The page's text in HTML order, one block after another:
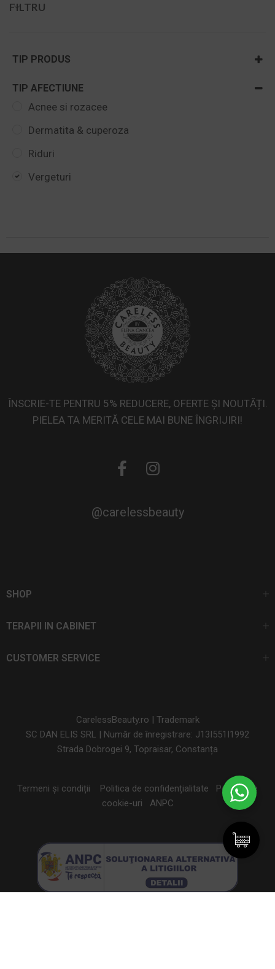
FILTRU
TIP PRODUS
Pachete vară
Uleiuri regenerative si antiaging
TIP AFECTIUNE
Acnee si rozacee
Dermatita & cuperoza
Riduri
Vergeturi
ÎNSCRIE-TE PENTRU 5% REDUCERE, OFERTE ȘI NOUTĂȚI.
PIELEA TA MERITĂ CELE MAI BUNE ÎNGRIJIRI!
@carelessbeauty
SHOP
TERAPII IN CABINET
CUSTOMER SERVICE
CarelessBeauty.ro | Trademark
SC DAN ELIS SRL | Număr de înregistrare: J13I551I1992
Strada Dobrogei 9, Topraisar, Constanța
Termeni și condiții Politica de confidențialitate
Politica de
cookie-uri
ANPC